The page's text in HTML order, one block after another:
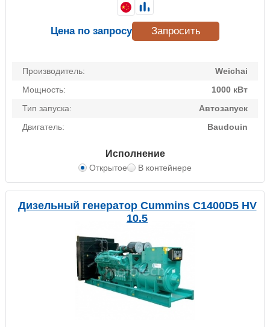
Производитель:
Weichai
Мощность:
1000 кВт
Тип запуска:
Автозапуск
Двигатель:
Baudouin
Исполнение
Открытое В контейнере
Цена по запросу Запросить
Дизельный генератор Cummins C1400D5 HV
10.5